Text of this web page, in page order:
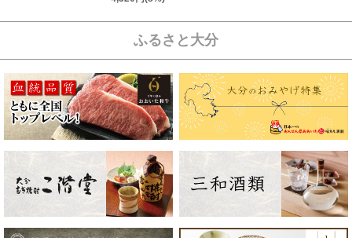
ふるさと大分